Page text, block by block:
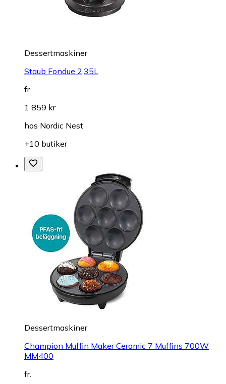
Dessertmaskiner
Staub Fondue 2,35L
fr.
1 859 kr
hos Nordic Nest
+10 butiker
Dessertmaskiner
Champion Muffin Maker Ceramic 7 Muffins 700W
MM400
fr.